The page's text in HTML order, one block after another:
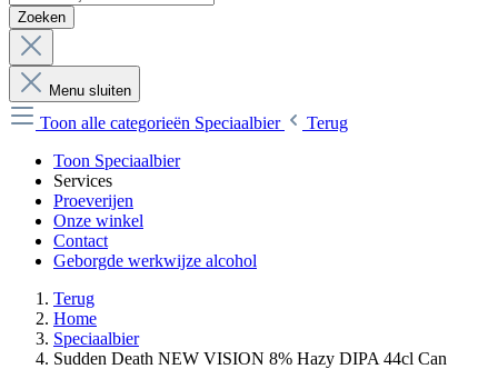
Zoeken
Menu sluiten
Toon alle categorieën Speciaalbier
Terug
Toon Speciaalbier
Services
Proeverijen
Onze winkel
Contact
Geborgde werkwijze alcohol
Terug
Home
Speciaalbier
Sudden Death NEW VISION 8% Hazy DIPA 44cl Can